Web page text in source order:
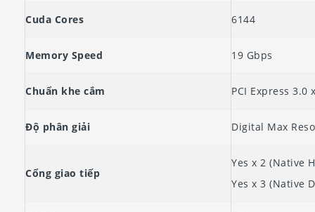
Cuda Cores 6144
Memory Speed 19 Gbps
Chuẩn khe cắm PCI Express 3.0
Độ phân giải Digital Max
Cổng giao tiếp
Yes x 2 (Native
Yes x 3 (Native